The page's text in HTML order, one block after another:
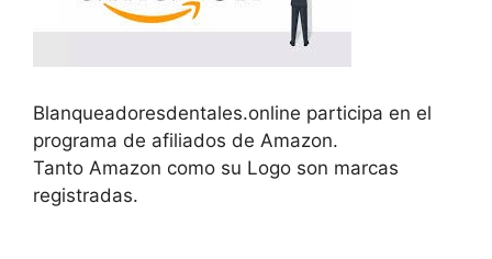
Blanqueadoresdentales.online participa en el
programa de afiliados de Amazon.
Tanto Amazon como su Logo son marcas
registradas.